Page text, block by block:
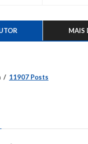
MAIS
11907 Posts